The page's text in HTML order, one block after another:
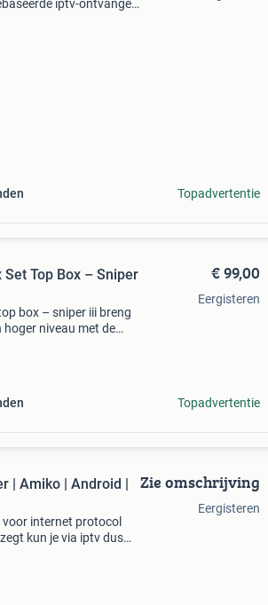
iptv-ontvanger
Topadvertentie
Top Box – Sniper
box – sniper iii breng
niveau met de
€ 99,00
Eergisteren
Topadvertentie
| Amiko | Android |
internet protocol
kun je via iptv dus
Zie omschrijving
Eergisteren